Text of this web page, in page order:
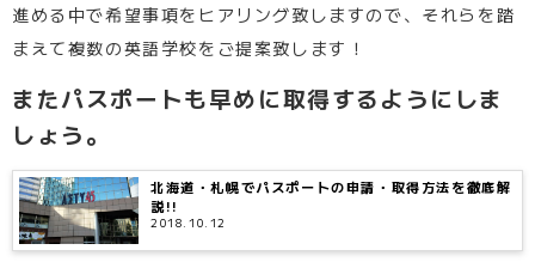
進める中で希望事項をヒアリング致しますので、それらを踏
まえて複数の英語学校をご提案致します！
またパスポートも早めに取得するようにしま
しょう。
北海道・札幌でパスポートの申請・取得方法を徹底解
説!!
2018.10.12